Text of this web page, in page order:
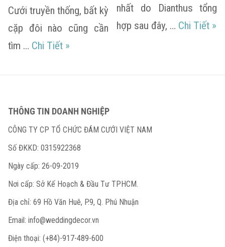
Cưới truyền thống, bất kỳ
cặp đôi nào cũng cần
tìm … Chi Tiết Bưng quả là gì? Cần chuẩn bị gì cho
»
nhất do Dianthus tổng
hợp sau đây, … Chi Tiết »
THÔNG TIN DOANH NGHIỆP
CÔNG TY CP TỔ CHỨC ĐÁM CƯỚI VIỆT NAM
Số ĐKKD: 0315922368
Ngày cấp: 26-09-2019
Nơi cấp: Sở Kế Hoạch & Đầu Tư TPHCM.
Địa chỉ: 69 Hồ Văn Huê, P.9, Q. Phú Nhuận
Email: info@weddingdecor.vn
Điện thoại: (+84)-917-489-600